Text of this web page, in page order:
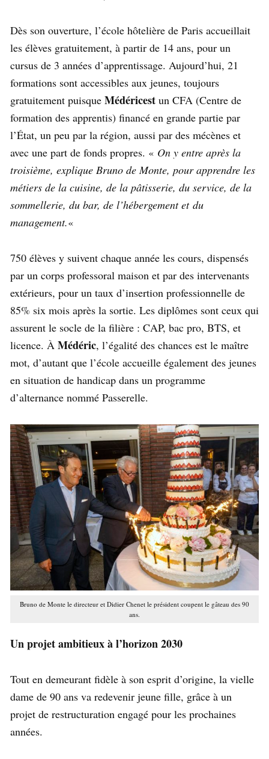
Dès son ouverture, l’école hôtelière de Paris accueillait
les élèves gratuitement, à partir de 14 ans, pour un
cursus de 3 années d’apprentissage. Aujourd’hui, 21
formations sont accessibles aux jeunes, toujours
gratuitement puisque Médéricest un CFA (Centre de
formation des apprentis) financé en grande partie par
l’État, un peu par la région, aussi par des mécènes et
avec une part de fonds propres. « On y entre après la
troisième, explique Bruno de Monte, pour apprendre les
métiers de la cuisine, de la pâtisserie, du service, de la
sommellerie, du bar, de l’hébergement et du
management.«
750 élèves y suivent chaque année les cours, dispensés
par un corps professoral maison et par des intervenants
extérieurs, pour un taux d’insertion professionnelle de
85% six mois après la sortie. Les diplômes sont ceux qui
assurent le socle de la filière : CAP, bac pro, BTS, et
licence. À Médéric, l’égalité des chances est le maître
mot, d’autant que l’école accueille également des jeunes
en situation de handicap dans un programme
d’alternance nommé Passerelle.
Bruno de Monte le directeur et Didier Chenet le président coupent le gâteau des 90
ans.
Un projet ambitieux à l’horizon 2030
Tout en demeurant fidèle à son esprit d’origine, la vielle
dame de 90 ans va redevenir jeune fille, grâce à un
projet de restructuration engagé pour les prochaines
années.